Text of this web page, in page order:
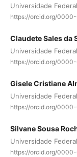
Universidade
https://orcid.org/
Claudete Sales da
Universidade
https://orcid.org/
Gisele Cristiane
Universidade
https://orcid.org/
Silvane Sousa
Universidade
https://orcid.org/